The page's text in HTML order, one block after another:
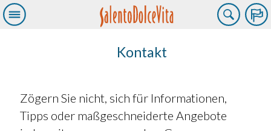
Kontakt
Zögern Sie nicht, sich für Informationen,
Tipps oder maßgeschneiderte Angebote